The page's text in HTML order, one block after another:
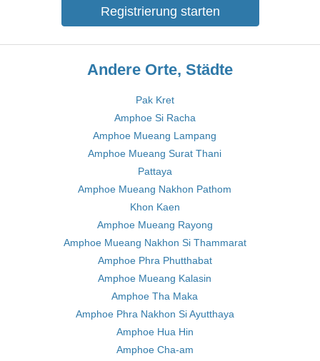
Registrierung starten
Andere Orte, Städte
Pak Kret
Amphoe Si Racha
Amphoe Mueang Lampang
Amphoe Mueang Surat Thani
Pattaya
Amphoe Mueang Nakhon Pathom
Khon Kaen
Amphoe Mueang Rayong
Amphoe Mueang Nakhon Si Thammarat
Amphoe Phra Phutthabat
Amphoe Mueang Kalasin
Amphoe Tha Maka
Amphoe Phra Nakhon Si Ayutthaya
Amphoe Hua Hin
Amphoe Cha-am